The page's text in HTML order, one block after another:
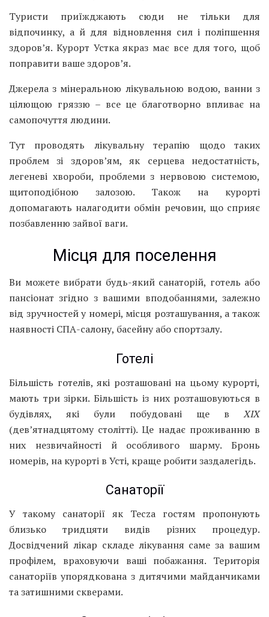
Туристи приїжджають сюди не тільки для
відпочинку, а й для відновлення сил і поліпшення
здоров’я. Курорт Устка якраз має все для того, щоб
поправити ваше здоров’я.
Джерела з мінеральною лікувальною водою, ванни з
цілющою гряззю – все це благотворно впливає на
самопочуття людини.
Тут проводять лікувальну терапію щодо таких
проблем зі здоров’ям, як серцева недостатність,
легеневі хвороби, проблеми з нервовою системою,
щитоподібною залозою. Також на курорті
допомагають налагодити обмін речовин, що сприяє
позбавленню зайвої ваги.
Місця для поселення
Ви можете вибрати будь-який санаторій, готель або
пансіонат згідно з вашими вподобаннями, залежно
від зручностей у номері, місця розташування, а також
наявності СПА-салону, басейну або спортзалу.
Готелі
Більшість готелів, які розташовані на цьому курорті,
мають три зірки. Більшість із них розташовуються в
будівлях, які були побудовані ще вXIX
(дев’ятнадцятому столітті). Це надає проживанню в
них незвичайності й особливого шарму. Бронь
номерів, на курорті в Усті, краще робити заздалегідь.
Санаторії
У такому санаторії як Tecza гостям пропонують
близько тридцяти видів різних процедур.
Досвідчений лікар складе лікування саме за вашим
профілем, враховуючи ваші побажання. Територія
санаторіїв упорядкована з дитячими майданчиками
та затишними скверами.